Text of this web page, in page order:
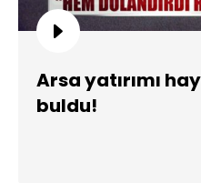
Arsa yatırımı
buldu!